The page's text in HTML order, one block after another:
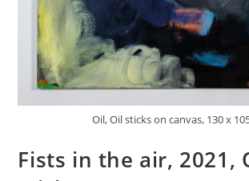
Oil, Oil sticks on canvas, 130 x
Fists in the air, 2021,